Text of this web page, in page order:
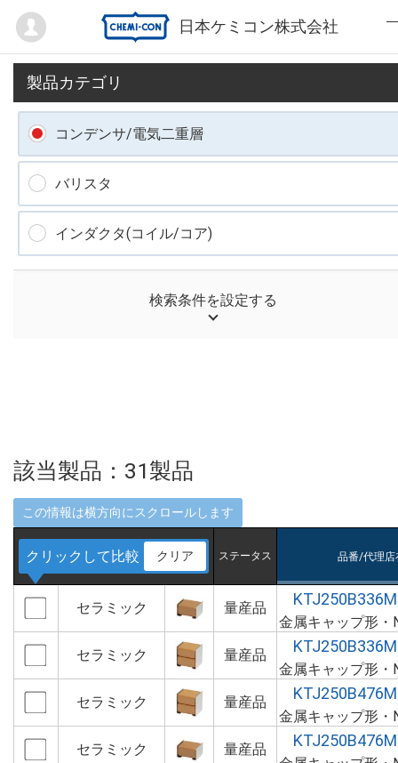
日本ケミコン株式会社
Mypage
該当製品： 31製品
クリックして比較 クリア ステータス 品番/代理店
セラミック 量産品
金属キャップ形・
セラミック
量産品
金属キャップ形・
セラミック
量産品
金属キャップ形・
セラミック
量産品
製品カテゴリ
コンデンサ/電気二重層
バリスタ
インダクタ(コイル/コア)
検索条件